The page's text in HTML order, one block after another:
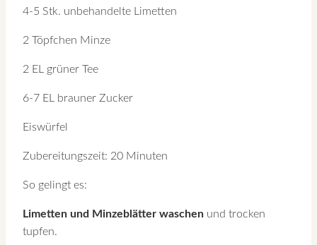
4-5 Stk. unbehandelte Limetten
2 Töpfchen Minze
2 EL grüner Tee
6-7 EL brauner Zucker
Eiswürfel
Zubereitungszeit: 20 Minuten
So gelingt es:
Limetten und Minzeblätter waschen und trocken
tupfen.